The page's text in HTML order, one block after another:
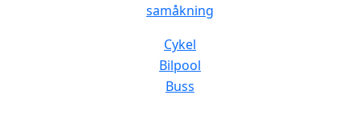
samåkning
Cykel
Bilpool
Buss